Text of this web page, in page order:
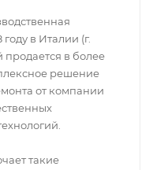
в Италии (г.
продается в более
решение
от компании
такие